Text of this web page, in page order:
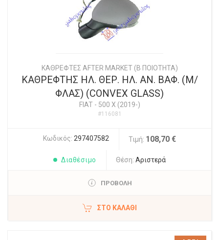
ΚΑΘΡΕΦΤΕΣ AFTER MARKET (Β ΠΟΙΟΤΗΤΑ)
ΚΑΘΡΕΦΤΗΣ ΗΛ. ΘΕΡ. ΗΛ. ΑΝ. ΒΑΦ. (Μ/
ΦΛΑΣ) (CONVEX GLASS)
FIAT- 500 X (2019-)
#116081
Κωδικός: 297407582 Τιμή: 108,70 €
Διαθέσιμο Θέση: Αριστερά
ΠΡΟΒΟΛΗ
ΣΤΟ ΚΑΛΆΘΙ